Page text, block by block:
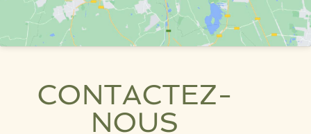
CONTACTEZ-
NOUS